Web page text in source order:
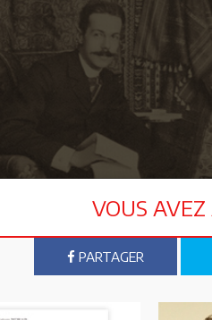
devait être surélevée de 5
décoraient des niches
VOUS
PARTAGER